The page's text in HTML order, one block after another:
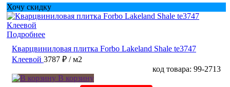
Хочу скидку
Подробнее
Кварцвиниловая плитка Forbo Lakeland Shale te3747
Клеевой 3787 ₽ / м2
код товара: 99-2713
В корзину